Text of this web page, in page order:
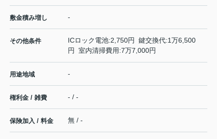
敷金積み増し -
その他条件
ICロック電池:2,750円 鍵交換代:1万6,500
円 室内清掃費用:7万7,000円
用途地域 -
権利金 / 雑費 - / -
保険加入 / 料金 無 / -